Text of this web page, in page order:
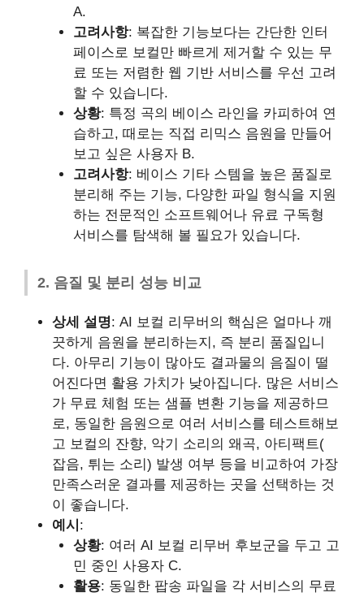
A.
고려사항: 복잡한 기능보다는 간단한 인터
페이스로 보컬만 빠르게 제거할 수 있는 무
료 또는 저렴한 웹 기반 서비스를 우선 고려
할 수 있습니다.
상황: 특정 곡의 베이스 라인을 카피하여 연
습하고, 때로는 직접 리믹스 음원을 만들어
보고 싶은 사용자 B.
고려사항: 베이스 기타 스템을 높은 품질로
분리해 주는 기능, 다양한 파일 형식을 지원
하는 전문적인 소프트웨어나 유료 구독형
서비스를 탐색해 볼 필요가 있습니다.
2. 음질 및 분리 성능 비교
상세 설명: AI 보컬 리무버의 핵심은 얼마나 깨
끗하게 음원을 분리하는지, 즉 분리 품질입니
다. 아무리 기능이 많아도 결과물의 음질이 떨
어진다면 활용 가치가 낮아집니다. 많은 서비스
가 무료 체험 또는 샘플 변환 기능을 제공하므
로, 동일한 음원으로 여러 서비스를 테스트해보
고 보컬의 잔향, 악기 소리의 왜곡, 아티팩트(
잡음, 튀는 소리) 발생 여부 등을 비교하여 가장
만족스러운 결과를 제공하는 곳을 선택하는 것
이 좋습니다.
예시 :
상황: 여러 AI 보컬 리무버 후보군을 두고 고
민 중인 사용자 C.
활용: 동일한 팝송 파일을 각 서비스의 무료